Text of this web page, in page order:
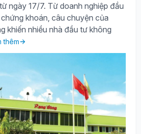
ngày 17/7. Từ doanh nghiệp đầu
khoán, câu chuyện của
khiến nhiều nhà đầu tư không
thêm